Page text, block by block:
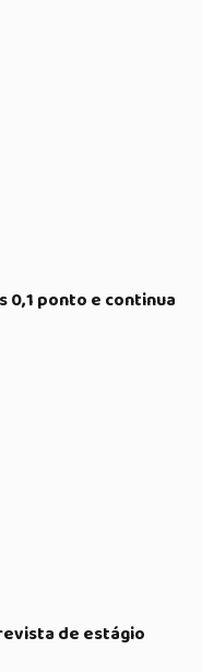
0,1 ponto e continua
de estágio